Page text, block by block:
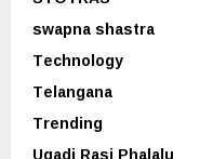
swapna shastra
Technology
Telangana
Trending